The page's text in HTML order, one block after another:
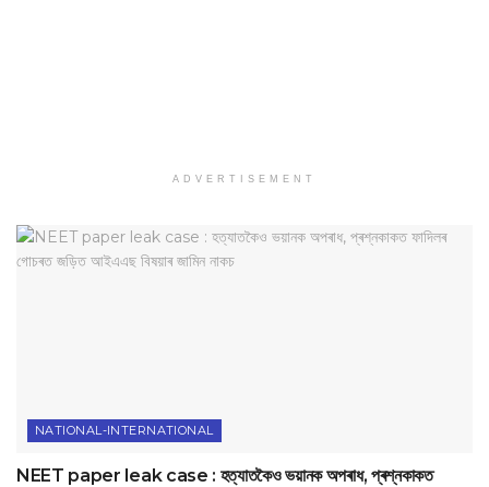
ADVERTISEMENT
NATIONAL-INTERNATIONAL
NEET paper leak case : হত্যাতকৈও ভয়ানক অপৰাধ, প্ৰশ্নকাকত